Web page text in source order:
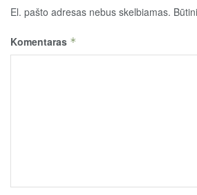
El. pašto adresas nebus skelbiamas.
Komentaras *